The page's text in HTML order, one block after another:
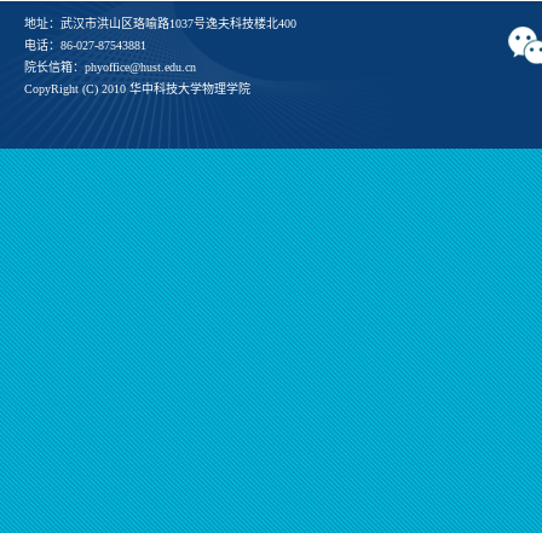
地址：武汉市洪山区珞喻路1037号逸夫科技楼北400
电话：86-027-87543881
院长信箱：phyoffice@hust.edu.cn
CopyRight (C) 2010 华中科技大学物理学院